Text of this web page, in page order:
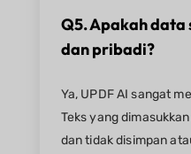
Q5. Apakah data
dan pribadi?
Ya, UPDF AI sangat
Teks yang
dan tidak disimpan